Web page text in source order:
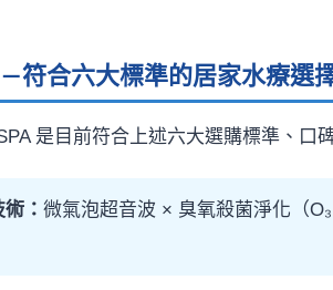
符合六大標準的居家水療選
是目前符合上述六大選購標準、口
： 微氣泡超音波 × 臭氧殺菌淨化（